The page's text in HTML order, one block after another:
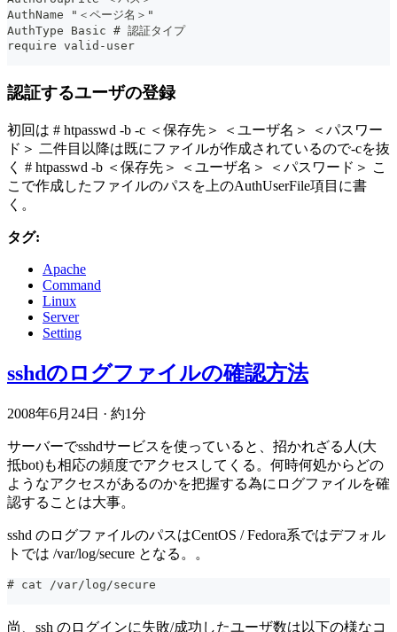
AuthName "＜ページ名＞"
AuthType Basic # 認証タイプ
require valid-user
認証するユーザの登録
初回は # htpasswd -b -c ＜保存先＞ ＜ユーザ名＞ ＜パスワー
ド＞ 二件目以降は既にファイルが作成されているので-cを抜
く # htpasswd -b ＜保存先＞ ＜ユーザ名＞ ＜パスワード＞ こ
こで作成したファイルのパスを上のAuthUserFile項目に書
く。
タグ:
Apache
Command
Linux
Server
Setting
sshdのログファイルの確認方法
2008年6月24日 · 約1分
サーバーでsshdサービスを使っていると、招かれざる人(大
抵bot)も相応の頻度でアクセスしてくる。何時何処からどの
ようなアクセスがあるのかを把握する為にログファイルを確
認することは大事。
sshd のログファイルのパスはCentOS / Fedora系ではデフォル
トでは /var/log/secure となる。。
# cat /var/log/secure
尚、ssh のログインに失敗/成功したユーザ数は以下の様なコ